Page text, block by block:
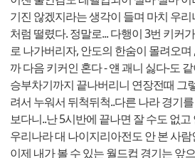
기진 않겠지라는 생각이 들며 마치 우
처럼 떨렸다. 정말로... 다행이 3번 키커
로 나가버리자, 안도의 한숨이 몰려오며
까 다음 키커인 혼다 - 얜 괘니 싫다-도
승부차기까지 끝나버리니 연장전때 그
려서 누워서 뒤척뒤척..다른 나라 경기
보다니..난 5시반에 끝나면 잘 수도 없
우리나라 대 나이지리아전도 안 본 사람
이제 내가 볼 수 있는 월드컵 경기는 앞